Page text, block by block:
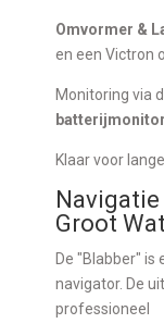
Omvormer &
en een Victron
Monitoring via
batterijmonitor
Klaar voor
Groot
De "Blabber" is
navigator. De
professioneel